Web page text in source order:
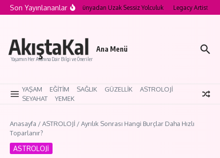
İçeriğe atla
Son Yayınlananlar
Saklı Köyleri: Modern Dünyadan Uzak Sessiz Yolculuk Legacy Artist
AkıştaKal
Yaşamın Her Alanına Dair Bilgi ve Öneriler
Ana Menü
YAŞAM EĞİTİM SAĞLIK GÜZELLİK
ASTROLOJİ
SEYAHAT
YEMEK
Anasayfa /ASTROLOJİ /Ayrılık Sonrası Hangi Burçlar Daha Hızlı
Toparlanır?
ASTROLOJİ